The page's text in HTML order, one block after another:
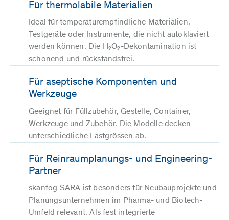
Für thermolabile Materialien
Ideal für temperaturempfindliche Materialien,
Testgeräte oder Instrumente, die nicht autoklaviert
werden können. Die H₂O₂-Dekontamination ist
schonend und rückstandsfrei.
Für aseptische Komponenten und
Werkzeuge
Geeignet für Füllzubehör, Gestelle, Container,
Werkzeuge und Zubehör. Die Modelle decken
unterschiedliche Lastgrössen ab.
Für Reinraumplanungs- und Engineering-
Partner
skanfog SARA ist besonders für Neubauprojekte und
Planungsunternehmen im Pharma- und Biotech-
Umfeld relevant. Als fest integrierte